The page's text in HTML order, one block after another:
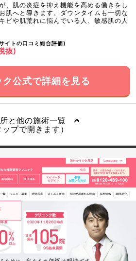
、肌の炎症を抑え機能を高める働きをし
肌へと導きます。ダウンタイムも一切な
ビや肌荒れに悩んでいる人、敏感肌の人
イトの口コミ総合評価)
抜)
ク公式で詳細を見る
と他の施術一覧
ップで開きます）